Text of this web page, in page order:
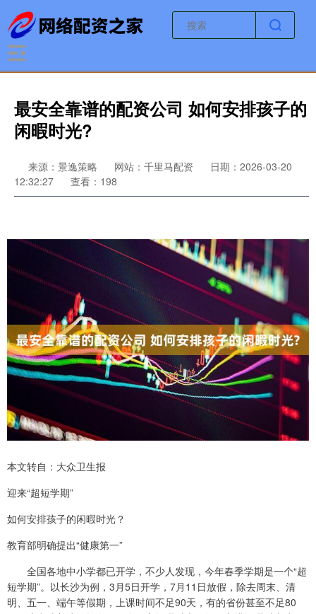
最安全靠谱的配资公司 如何安排孩子的
闲暇时光?
来源：景逸策略 网站：千里马配资
日期：2026-03-20
12:32:27
查看：198
本文转自：大众卫生报
迎来“超短学期”
如何安排孩子的闲暇时光？
教育部明确提出“健康第一”
全国各地中小学都已开学，不少人发现，今年春季学期是一个“超
短学期”。以长沙为例，3月5日开学，7月11日放假，除去周末、清
明、五一、端午等假期，上课时间不足90天，有的省份甚至不足80